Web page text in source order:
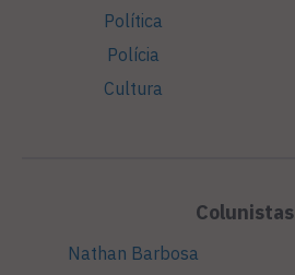
Política
Polícia
Cultura
Colunistas
Nathan Barbosa